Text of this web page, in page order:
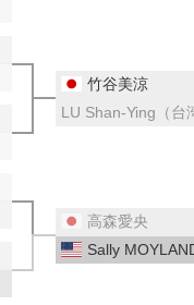
ランド）
竹谷美涼
LU Shan-Ying（台
高森愛央
Sally